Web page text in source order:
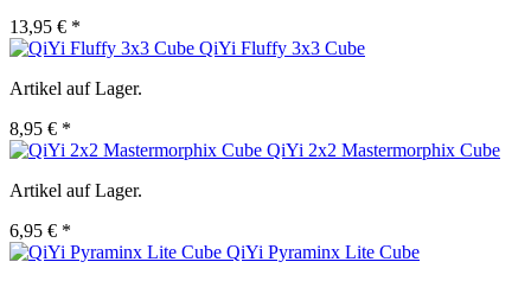
13,95 € *
QiYi Fluffy 3x3 Cube
Artikel auf Lager.
8,95 € *
QiYi 2x2 Mastermorphix Cube
Artikel auf Lager.
6,95 € *
QiYi Pyraminx Lite Cube